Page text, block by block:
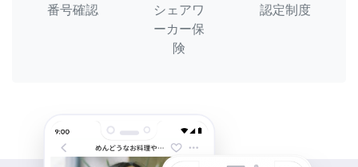
番号確認
シェアワ
ーカー保
険
認定制度